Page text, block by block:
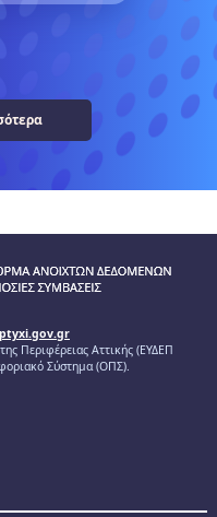
Περιφέρειας Αττικής (ΕΥΔΕΠ
Σύστημα (ΟΠΣ).